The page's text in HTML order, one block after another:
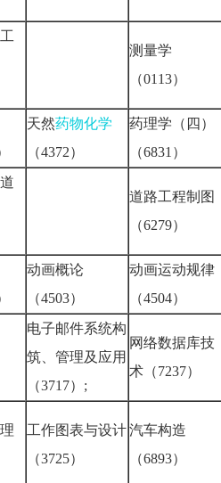
测量学
（0113）
）
天然药物化学
（4372）
药理学（四）
（6831）
道路工程制图
（6279）
）
动画概论
（4503）
动画运动规律
（4504）
电子邮件系统构
筑、管理及应用
（3717）;
网络数据库技
术（7237）
工作图表与设计
（3725）
汽车构造
（6893）